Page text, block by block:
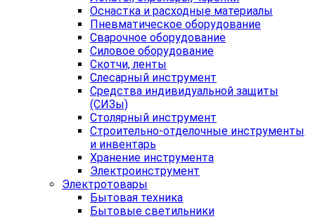
Оснастка и расходные материалы
Пневматическое оборудование
Сварочное оборудование
Силовое оборудование
Скотчи, ленты
Слесарный инструмент
Средства индивидуальной защиты
(СИЗы)
Столярный инструмент
Строительно-отделочные инструменты
и инвентарь
Хранение инструмента
Электроинструмент
Электротовары
Бытовая техника
Бытовые светильники